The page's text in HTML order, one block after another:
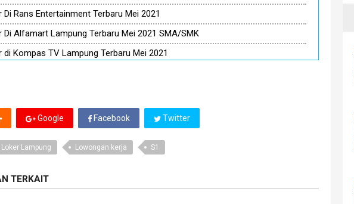
Di Rans Entertainment Terbaru Mei 2021
Di Alfamart Lampung Terbaru Mei 2021 SMA/SMK
di Kompas TV Lampung Terbaru Mei 2021
Google Facebook Twitter
Loker Lampung Lowongan kerja S1
TERKAIT